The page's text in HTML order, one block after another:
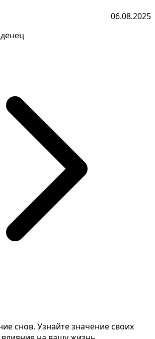
06.08.2025
снов. Узнайте значение своих